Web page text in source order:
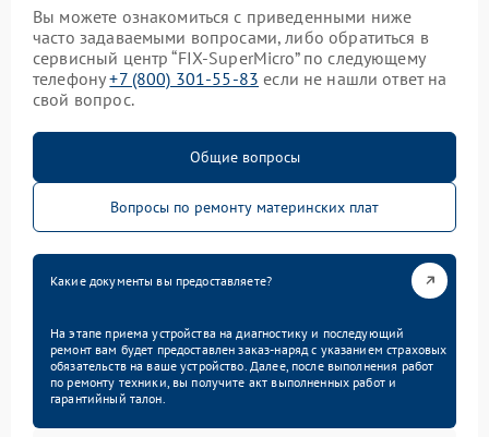
Вы можете ознакомиться с приведенными ниже
часто задаваемыми вопросами, либо обратиться в
сервисный центр “FIX-SuperMicro” по следующему
телефону+7 (800) 301-55-83 если не нашли ответ на
свой вопрос.
Общие вопросы
Вопросы по ремонту материнских плат
Какие документы вы предоставляете?
На этапе приема устройства на диагностику и последующий
ремонт вам будет предоставлен заказ-наряд с указанием страховых
обязательств на ваше устройство. Далее, после выполнения работ
по ремонту техники, вы получите акт выполненных работ и
гарантийный талон.